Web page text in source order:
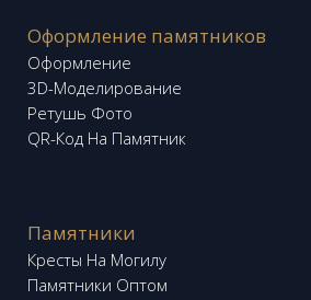
Оформление памятников
Оформление
3D-Моделирование
Ретушь Фото
QR-Код На Памятник
Памятники
Кресты На Могилу
Памятники Оптом